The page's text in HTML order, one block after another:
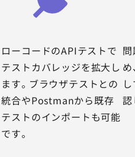
ローコードのAPIテストで
テストカバレッジを拡大し
ます。ブラウザテストとの
統合やPostmanから既存
テストのインポートも可能
です。
認